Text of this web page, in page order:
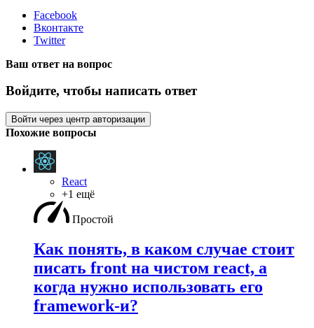
Facebook
Вконтакте
Twitter
Ваш ответ на вопрос
Войдите, чтобы написать ответ
Войти через центр авторизации
Похожие вопросы
React
+1 ещё
Простой
Как понять, в каком случае стоит
писать front на чистом react, а
когда нужно использовать его
framework-и?